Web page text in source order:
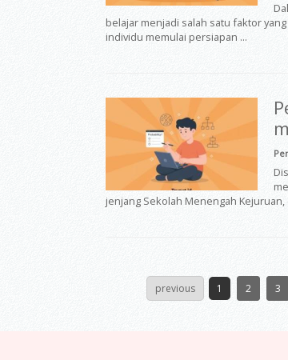
belajar menjadi salah satu faktor
individu memulai persiapan ...
jenjang Sekolah Menengah
previous 1 2 3